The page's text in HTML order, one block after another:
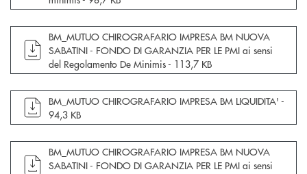
apre documento in una nuova finestra
BM_MUTUO CHIROGRAFARIO IMPRESA BM NUOVA
SABATINI - FONDO DI GARANZIA PER LE PMI ai sensi
del Regolamento De Minimis - 113,7 KB
apre documento in una nuova finestra
BM_MUTUO CHIROGRAFARIO IMPRESA BM LIQUIDITA' -
94,3 KB
apre documento in una nuova finestra
BM_MUTUO CHIROGRAFARIO IMPRESA BM NUOVA
SABATINI - FONDO DI GARANZIA PER LE PMI ai sensi